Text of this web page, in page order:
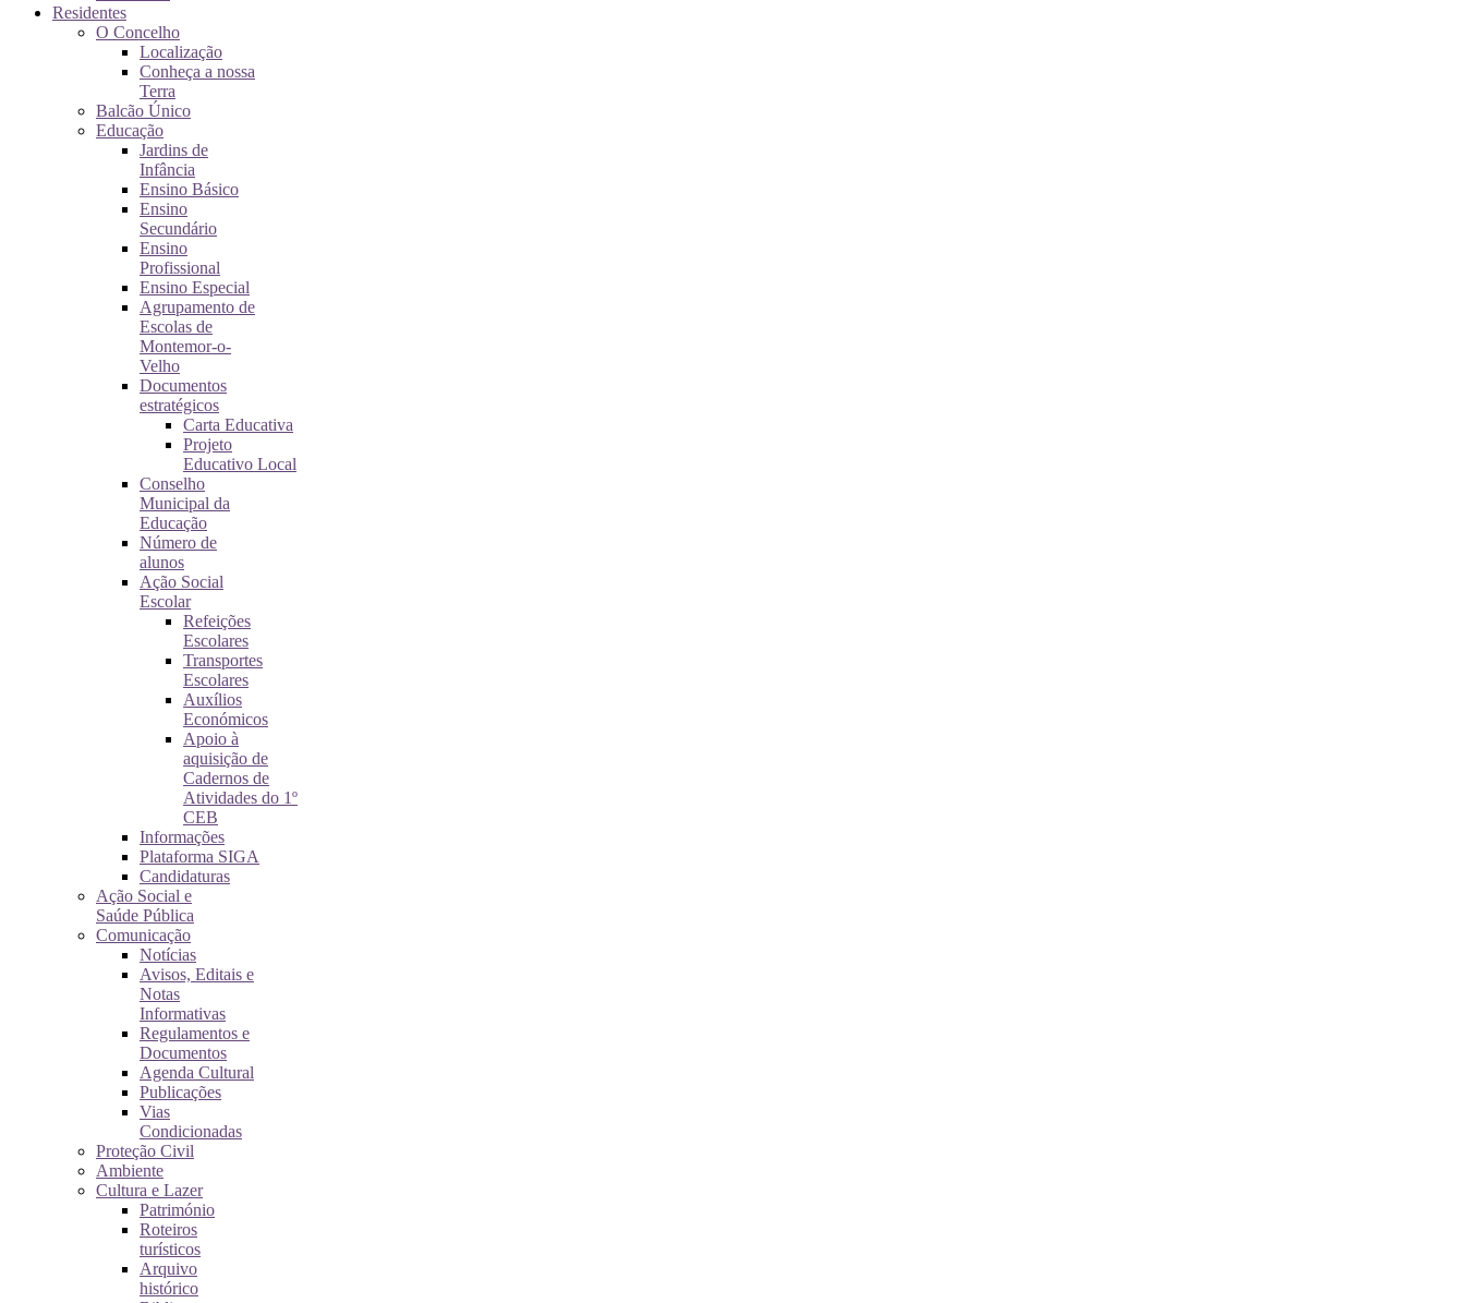
Residentes
O Concelho
Localização
Conheça a nossa
Terra
Balcão Único
Educação
Jardins de
Infância
Ensino Básico
Ensino
Secundário
Ensino
Profissional
Ensino Especial
Agrupamento de
Escolas de
Montemor-o-
Velho
Documentos
estratégicos
Carta Educativa
Projeto
Educativo Local
Conselho
Municipal da
Educação
Número de
alunos
Ação Social
Escolar
Refeições
Escolares
Transportes
Escolares
Auxílios
Económicos
Apoio à
aquisição de
Cadernos de
Atividades do 1º
CEB
Informações
Plataforma SIGA
Candidaturas
Ação Social e
Saúde Pública
Comunicação
Notícias
Avisos, Editais e
Notas
Informativas
Regulamentos e
Documentos
Agenda Cultural
Publicações
Vias
Condicionadas
Proteção Civil
Ambiente
Cultura e Lazer
Património
Roteiros
turísticos
Arquivo
histórico